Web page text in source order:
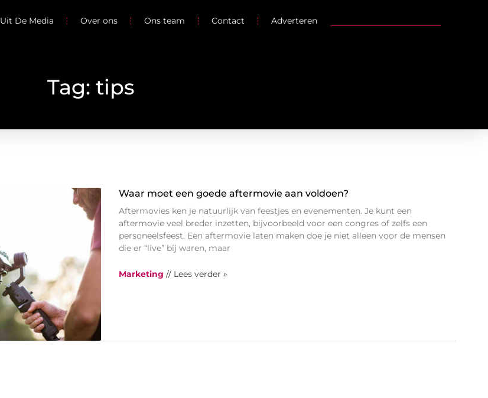
Uit De Media Over ons Ons team Contact Adverteren
Tag: tips
Waar moet een goede aftermovie aan voldoen?
Aftermovies ken je natuurlijk van feestjes en evenementen. Je kunt een
aftermovie veel breder inzetten, bijvoorbeeld voor een congres of zelfs een
personeelsfeest. Een aftermovie laten maken doe je niet alleen voor de mensen
die er “live” bij waren, maar
Marketing // Lees verder »